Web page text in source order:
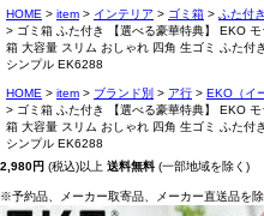
HOME item インテリア ゴミ箱
ふた付き
ゴミ箱 ふた付き 【選べる豪華特典】 EKO
箱 大容量 スリム おしゃれ 四角 生ゴミ ふた付
シンプル EK6288
HOME item ブランド別 ア行
EKO（イ
ゴミ箱 ふた付き 【選べる豪華特典】 EKO
箱 大容量 スリム おしゃれ 四角 生ゴミ ふた付
シンプル EK6288
2,980円 (税込)以上 送料無料 (一部地域を除く)
※予約品、メーカー取寄品、メーカー直送品を除